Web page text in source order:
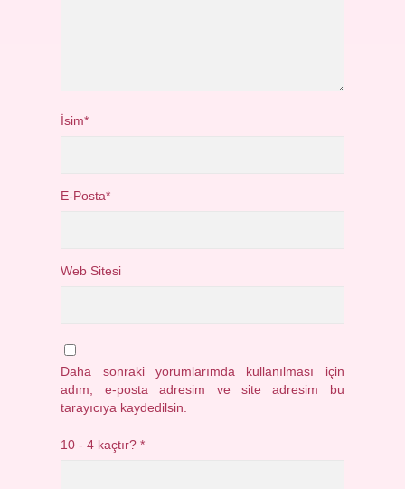
İsim*
E-Posta*
Web Sitesi
Daha sonraki yorumlarımda kullanılması için
adım, e-posta adresim ve site adresim bu
tarayıcıya kaydedilsin.
10 - 4 kaçtır?*